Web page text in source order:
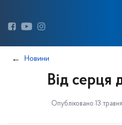
Новини
Від серця
Опубліковано 13